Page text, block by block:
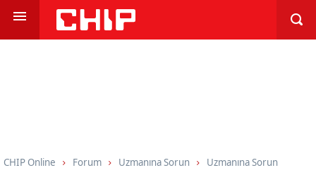
CHIP Online Forum Uzmanına Sorun Uzmanına Sorun